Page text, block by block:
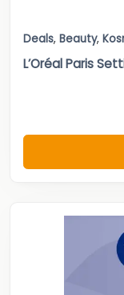
Deals, Beauty,
L’Oréal Paris